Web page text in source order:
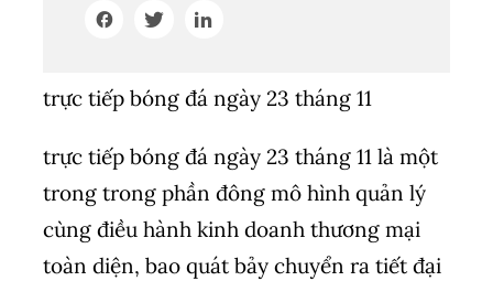
trực tiếp bóng đá ngày 23 tháng 11
trực tiếp bóng đá ngày 23 tháng 11 là một
trong trong phần đông mô hình quản lý
cùng điều hành kinh doanh thương mại
toàn diện, bao quát bảy chuyển ra tiết đại